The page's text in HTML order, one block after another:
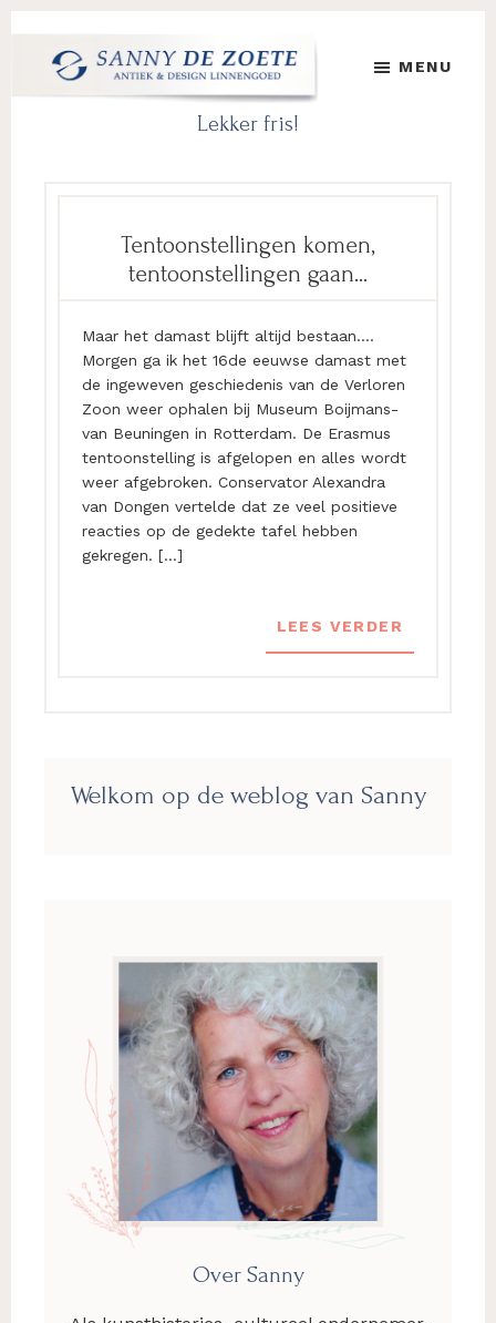
hoofd
eerste
voettekst
MENU
Lekker fris!
Tentoonstellingen komen,
tentoonstellingen gaan…
Maar het damast blijft altijd bestaan….
Morgen ga ik het 16de eeuwse damast met
de ingeweven geschiedenis van de Verloren
Zoon weer ophalen bij Museum Boijmans-
van Beuningen in Rotterdam. De Erasmus
tentoonstelling is afgelopen en alles wordt
weer afgebroken. Conservator Alexandra
van Dongen vertelde dat ze veel positieve
reacties op de gedekte tafel hebben
gekregen. […]
LEES VERDER
Sidebar
Welkom op de weblog van Sanny
Over Sanny